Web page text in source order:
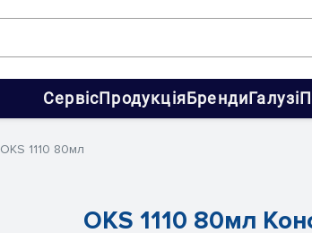
СервісПродукціяБрендиГалузі
OKS 1110 80мл
OKS 1110 80мл